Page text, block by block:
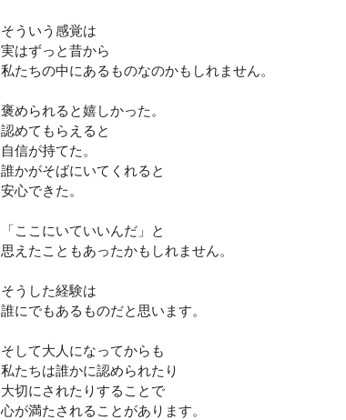
そういう感覚は
実はずっと昔から
私たちの中にあるものなのかもしれません。
褒められると嬉しかった。
認めてもらえると
自信が持てた。
誰かがそばにいてくれると
安心できた。
「ここにいていいんだ」と
思えたこともあったかもしれません。
そうした経験は
誰にでもあるものだと思います。
そして大人になってからも
私たちは誰かに認められたり
大切にされたりすることで
心が満たされることがあります。